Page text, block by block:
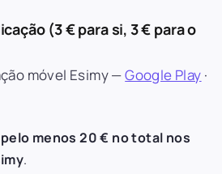
(3 € para si, 3 € para o
móvel Esimy —Google Play ·
pelo menos 20 € no total nos
.